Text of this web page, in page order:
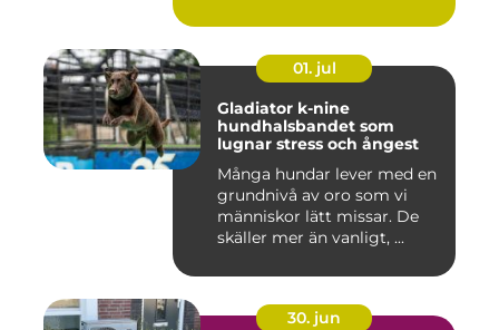
01. jul
Gladiator k-nine
hundhalsbandet som
lugnar stress och ångest
Många hundar lever med en
grundnivå av oro som vi
människor lätt missar. De
skäller mer än vanligt, ...
30. jun